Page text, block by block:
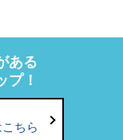
ある
プ！
こちら